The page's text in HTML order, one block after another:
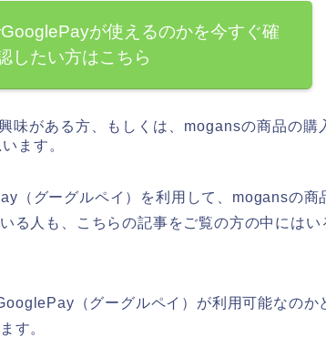
が使えるのかを今すぐ確
したい方はこちら
味がある方、もしくは、mogansの商品の購
ます。
（グーグルペイ）を利用して、mogansの商
る人も、こちらの記事をご覧の方の中にはい
（グーグルペイ）が利用可能なのか
す。